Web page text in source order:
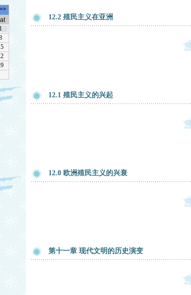
12.2 殖民主义在亚洲
12.1 殖民主义的兴起
12.0 欧洲殖民主义的兴衰
第十一章 现代文明的历史演变